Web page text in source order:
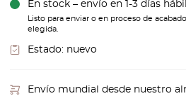
En stock – envío en 1-3 días
Listo para enviar o en proceso de
elegida.
Estado: nuevo
Envío mundial desde nuestro